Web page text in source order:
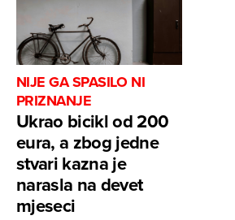
NIJE GA SPASILO NI
PRIZNANJE
Ukrao bicikl od 200
eura, a zbog jedne
stvari kazna je
narasla na devet
mjeseci